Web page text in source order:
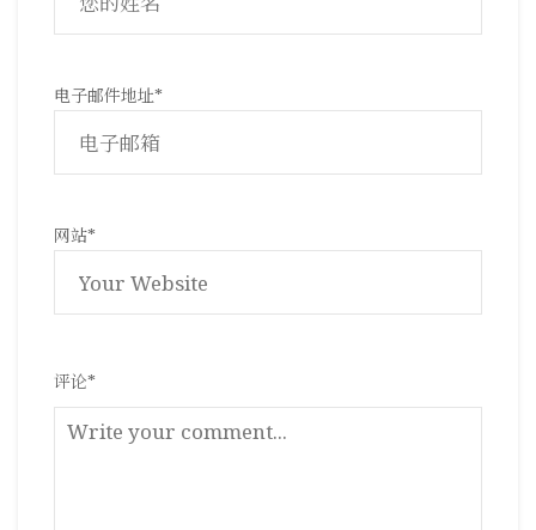
电子邮件地址*
网站*
评论*